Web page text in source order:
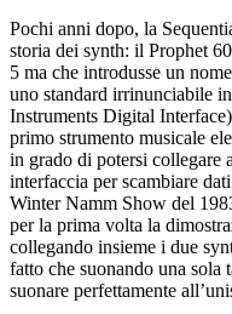
Pochi anni dopo, la
storia dei synth: il Prophet
5 ma che introdusse un
uno standard irrinunciabile
Instruments Digital
primo strumento musicale
in grado di potersi collegare
interfaccia per scambiare
Winter Namm Show del
per la prima volta la
collegando insieme i due
fatto che suonando una sola
suonare perfettamente